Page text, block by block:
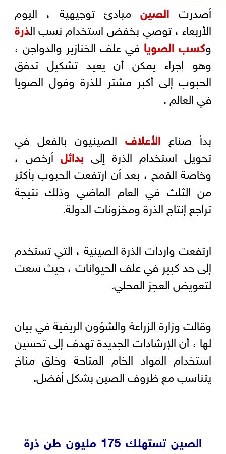
أصدرت الصينمبادئ توجيهية ، اليوم
الأربعاء ، توصي بخفض استخدام نسب الذرة
وكسب الصويا في علف الخنازير والدواجن ،
وهو إجراء يمكن أن يعيد تشكيل تدفق
الحبوب إلى أكبر مشتر للذرة وفول الصويا
في العالم .
بدأ صناع الأعلاف الصينيون بالفعل في
تحويل استخدام الذرة إلى بدائل أرخص ،
وخاصة القمح ، بعد أن ارتفعت الحبوب بأكثر
من الثلث في العام الماضي وذلك نتيجة
تراجع إنتاج الذرة ومخزونات الدولة.
ارتفعت واردات الذرة الصينية ، التي تستخدم
إلى حد كبير في علف الحيوانات ، حيث سعت
لتعويض العجز المحلي.
وقالت وزارة الزراعة والشؤون الريفية في بيان
لها ، أن الإرشادات الجديدة تهدف إلى تحسين
استخدام المواد الخام المتاحة وخلق مناخ
يتناسب مع ظروف الصين بشكل أفضل.
الصين تستهلك 175 مليون طن ذرة